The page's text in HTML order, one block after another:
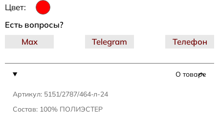
Цвет:
О товаре
Артикул: 5151/2787/464-л-24
Состав: 100% ПОЛИЭСТЕР
Есть вопросы?
Telegram
Max Телефон